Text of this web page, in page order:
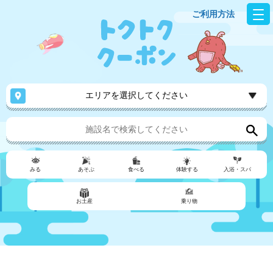
ご利用方法
エリアを選択してください
みる あそぶ 食べる 体験する 入浴・スパ
お土産 乗り物